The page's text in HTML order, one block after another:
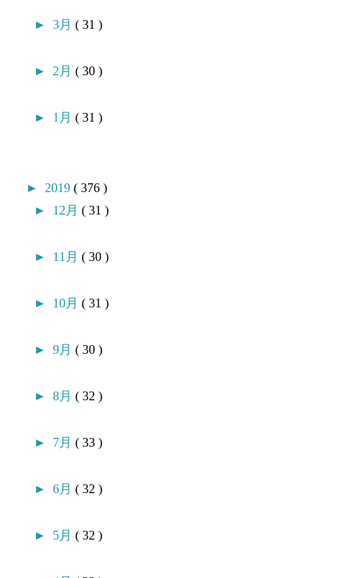
►3月( 31 )
► 2月( 30 )
► 1月( 31 )
► 2019( 376 )
► 12月( 31 )
► 11月( 30 )
► 10月( 31 )
►9月( 30 )
►8月( 32 )
► 7月( 33 )
►6月( 32 )
► 5月( 32 )